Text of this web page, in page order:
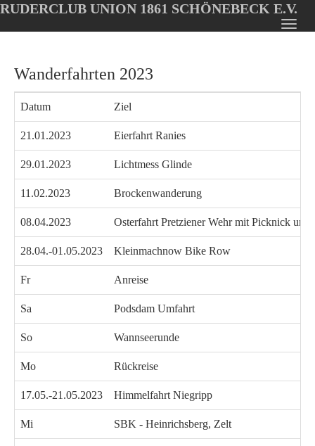
Oops, an error occurred! Code: 2026080809062339c42b44
main
content
RUDERCLUB UNION 1861 SCHÖNEBECK E.V.
Wanderfahrten 2023
Datum Ziel
21.01.2023 Eierfahrt Ranies
29.01.2023 Lichtmess Glinde
11.02.2023 Brockenwanderung
08.04.2023 Osterfahrt Pretziener Wehr mit Picknick und
28.04.-01.05.2023 Kleinmachnow Bike Row
Fr Anreise
Sa Podsdam Umfahrt
So Wannseerunde
Mo Rückreise
17.05.-21.05.2023 Himmelfahrt Niegripp
Mi SBK - Heinrichsberg, Zelt